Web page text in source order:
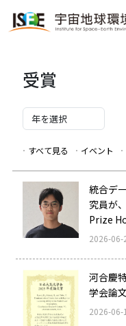
受賞
すべて見る イベント
統合デ
究員が
Prize
2026-
河合慶
学会論
2026-